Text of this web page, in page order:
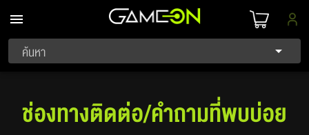
ค้นหา
ช่องทางติดต่อ/คำถามที่พบบ่อย